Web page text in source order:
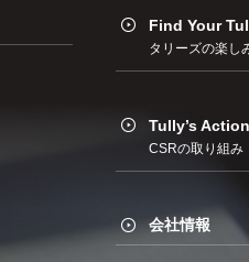
Find Your
タリーズの楽し
Tully’s Action
CSRの取り組み
会社情報